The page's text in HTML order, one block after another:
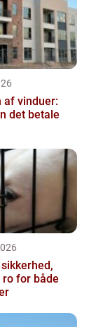
af vinduer:
det betale
for både